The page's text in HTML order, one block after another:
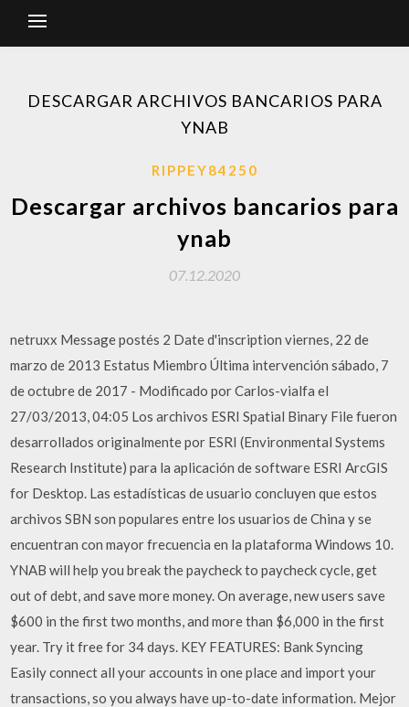
DESCARGAR ARCHIVOS BANCARIOS PARA
YNAB
RIPPEY84250
Descargar archivos bancarios para
ynab
07.12.2020
netruxx Message postés 2 Date d'inscription viernes, 22 de
marzo de 2013 Estatus Miembro Última intervención sábado, 7
de octubre de 2017 - Modificado por Carlos-vialfa el
27/03/2013, 04:05 Los archivos ESRI Spatial Binary File fueron
desarrollados originalmente por ESRI (Environmental Systems
Research Institute) para la aplicación de software ESRI ArcGIS
for Desktop. Las estadísticas de usuario concluyen que estos
archivos SBN son populares entre los usuarios de China y se
encuentran con mayor frecuencia en la plataforma Windows 10.
YNAB will help you break the paycheck to paycheck cycle, get
out of debt, and save more money. On average, new users save
$600 in the first two months, and more than $6,000 in the first
year. Try it free for 34 days. KEY FEATURES: Bank Syncing
Easily connect all your accounts in one place and import your
transactions, so you always have up-to-date information. Mejor